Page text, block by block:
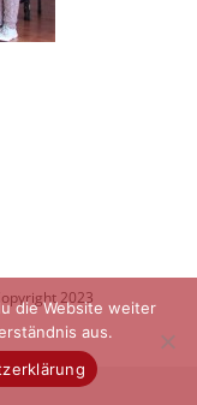
2023
die Website weiter
aus.